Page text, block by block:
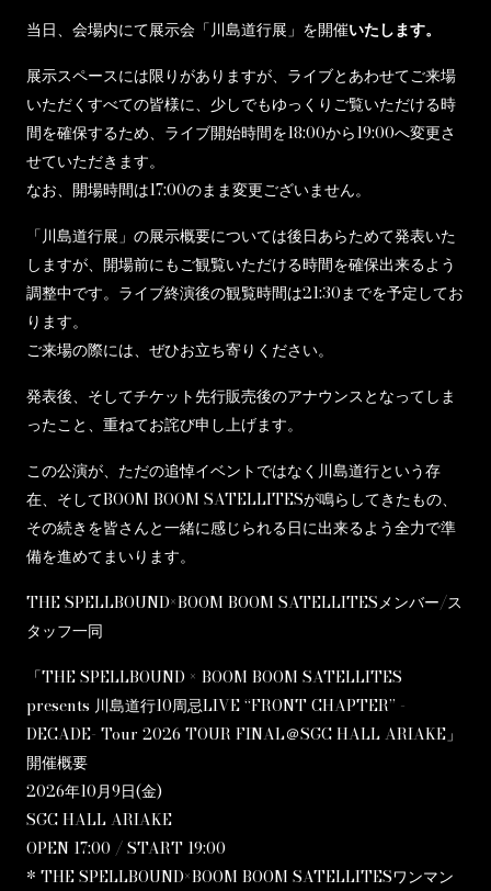
当日、会場内にて展示会「川島道行展」を開催いたします。
展示スペースには限りがありますが、ライブとあわせてご来場
いただくすべての皆様に、少しでもゆっくりご覧いただける時
間を確保するため、ライブ開始時間を18:00から19:00へ変更さ
せていただきます。
なお、開場時間は17:00のまま変更ございません。
「川島道行展」の展示概要については後日あらためて発表いた
しますが、開場前にもご観覧いただける時間を確保出来るよう
調整中です。ライブ終演後の観覧時間は21:30までを予定してお
ります。
ご来場の際には、ぜひお立ち寄りください。
発表後、そしてチケット先行販売後のアナウンスとなってしま
ったこと、重ねてお詫び申し上げます。
この公演が、ただの追悼イベントではなく川島道行という存
在、そしてBOOM BOOM SATELLITESが鳴らしてきたもの、
その続きを皆さんと一緒に感じられる日に出来るよう全力で準
備を進めてまいります。
THE SPELLBOUND×BOOM BOOM SATELLITESメンバー/ス
タッフ一同
「THE SPELLBOUND × BOOM BOOM SATELLITES
presents 川島道行10周忌LIVE “FRONT CHAPTER” -
DECADE- Tour 2026 TOUR FINAL＠SGC HALL ARIAKE」
開催概要
2026年10月9日(金)
SGC HALL ARIAKE
OPEN 17:00 / START 19:00
* THE SPELLBOUND×BOOM BOOM SATELLITESワンマン